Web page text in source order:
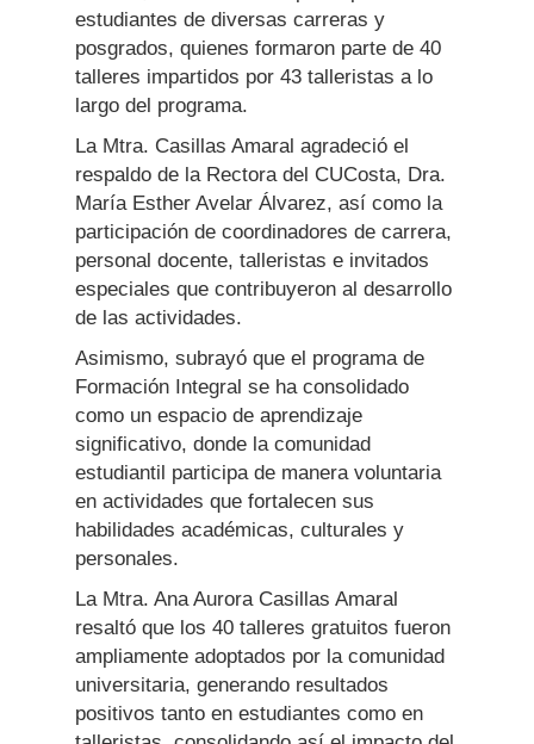
estudiantes de diversas carreras y
posgrados, quienes formaron parte de 40
talleres impartidos por 43 talleristas a lo
largo del programa.
La Mtra. Casillas Amaral agradeció el
respaldo de la Rectora del CUCosta, Dra.
María Esther Avelar Álvarez, así como la
participación de coordinadores de carrera,
personal docente, talleristas e invitados
especiales que contribuyeron al desarrollo
de las actividades.
Asimismo, subrayó que el programa de
Formación Integral se ha consolidado
como un espacio de aprendizaje
significativo, donde la comunidad
estudiantil participa de manera voluntaria
en actividades que fortalecen sus
habilidades académicas, culturales y
personales.
La Mtra. Ana Aurora Casillas Amaral
resaltó que los 40 talleres gratuitos fueron
ampliamente adoptados por la comunidad
universitaria, generando resultados
positivos tanto en estudiantes como en